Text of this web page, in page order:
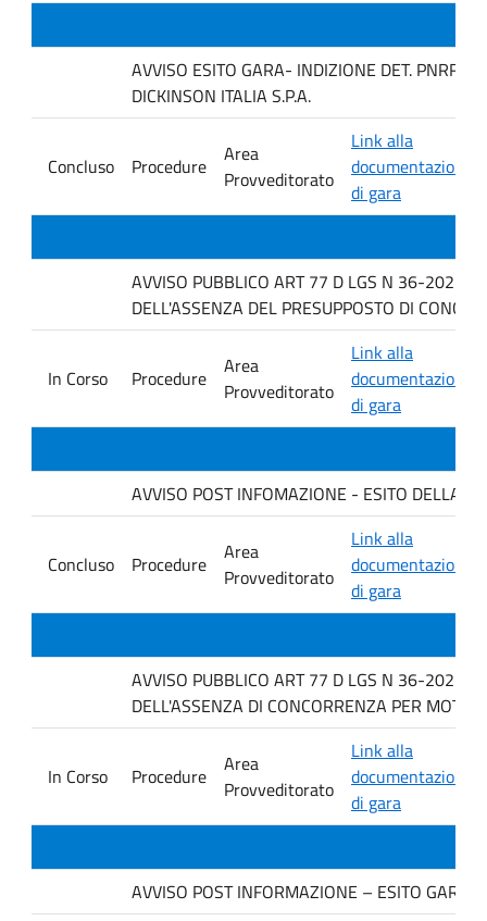
AVVISO ESITO GARA- INDIZIONE DET. PNRR
DICKINSON ITALIA S.P.A.
Concluso Procedure
Area
Provveditorato
Link alla
documentazione
di gara
AVVISO PUBBLICO ART 77 D LGS N 36-2023
DELL'ASSENZA DEL PRESUPPOSTO DI
In Corso Procedure
Area
Provveditorato
Link alla
documentazione
di gara
AVVISO POST INFOMAZIONE - ESITO DELLA
Concluso Procedure
Area
Provveditorato
Link alla
documentazione
di gara
AVVISO PUBBLICO ART 77 D LGS N 36-2023
DELL'ASSENZA DI CONCORRENZA PER MOTIVI
In Corso Procedure
Area
Provveditorato
Link alla
documentazione
di gara
AVVISO POST INFORMAZIONE – ESITO GARA